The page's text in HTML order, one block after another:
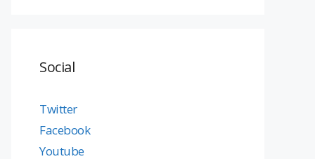
Social
Twitter
Facebook
Youtube